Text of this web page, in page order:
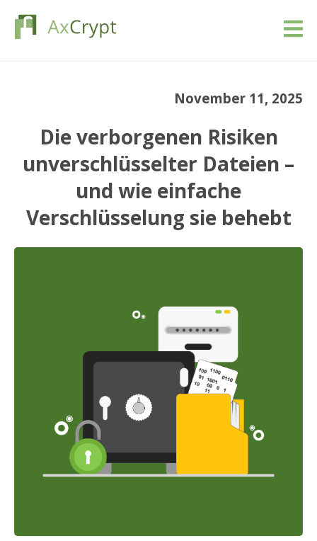
Ressourcen
November 11, 2025
Die verborgenen Risiken
unverschlüsselter Dateien –
und wie einfache
Verschlüsselung sie behebt